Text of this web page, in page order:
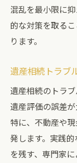
混乱を最小限に
的な対策を取る
ります。
遺産相続トラブ
遺産相続のトラ
遺産評価の誤差
特に、不動産や
発します。実践
を残す、専門家